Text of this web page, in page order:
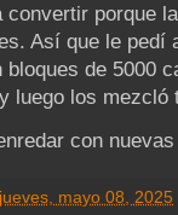
porque
Así que le
bloques de 5000
luego los
con
jueves, mayo 08, 2025